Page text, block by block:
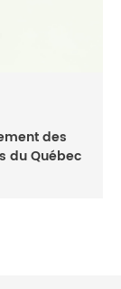
des
du Québec